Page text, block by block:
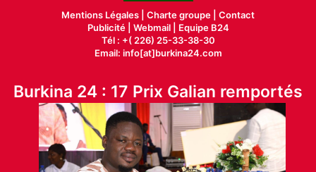
Mentions Légales | Charte groupe | Contact
Publicité| Webmail |
Equipe B24
Tél : +( 226) 25-33-38-30
Email: info[at]burkina24.com
Burkina 24 : 17 Prix Galian remportés